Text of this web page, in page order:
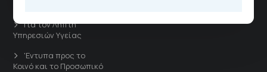
Για τον Λήπτη
Υπηρεσιών Υγείας
'Εντυπα προς το
Κοινό και το Προσωπικό